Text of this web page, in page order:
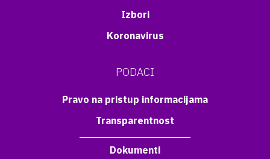
Izbori
Koronavirus
PODACI
Pravo na pristup informacijama
Transparentnost
Dokumenti